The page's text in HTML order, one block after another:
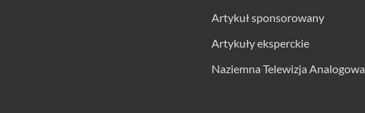
Artykuł sponsorowany
Artykuły eksperckie
Naziemna Telewizja Analogowa